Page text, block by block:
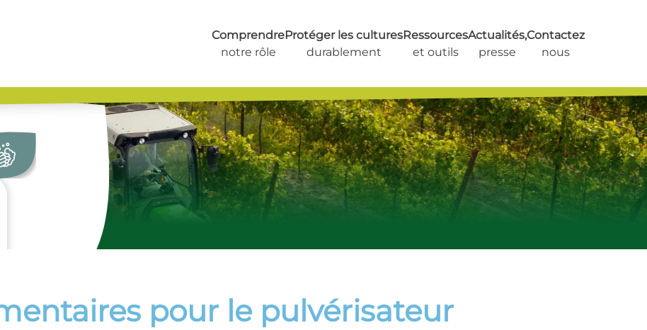
Comprendre
notre rôle
Protéger les cultures
durablement
Ressources
et outils
Actualités,
presse
Contactez
nous
pour le pulvérisateur